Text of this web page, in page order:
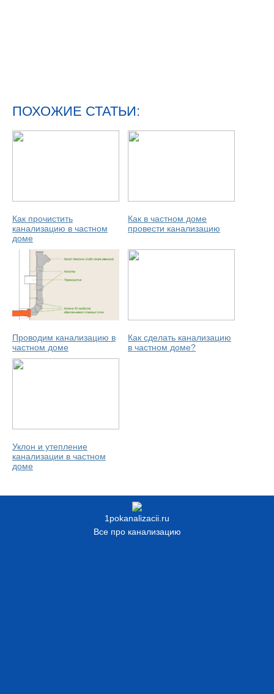
ПОХОЖИЕ СТАТЬИ:
Как прочистить
канализацию в частном
доме
Как в частном доме
провести канализацию
Проводим канализацию в
частном доме
Как сделать канализацию
в частном доме?
Уклон и утепление
канализации в частном
доме
1pokanalizacii.ru
Все про канализацию